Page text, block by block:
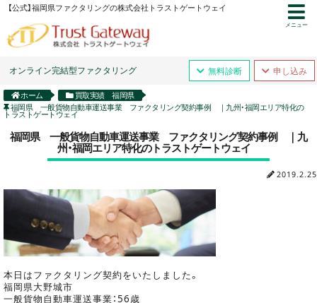
【公式】福岡県ファクタリングの株式会社トラストゲートウェイ
オンライン完結型ファクタリング 無料診断 申し込み
メニュー
ホーム
買取実績 福岡県
福岡県 一般貨物自動車運送事業 ファクタリング契約事例 ｜九州・福岡エリア特化の
トラストゲートウェイ
福岡県 一般貨物自動車運送事業 ファクタリング契約事例 ｜九
州・福岡エリア特化のトラストゲートウェイ
2019.2.25
本日はファクタリング契約をいたしました。
福岡県大野城市
一般貨物自動車運送事業：56歳